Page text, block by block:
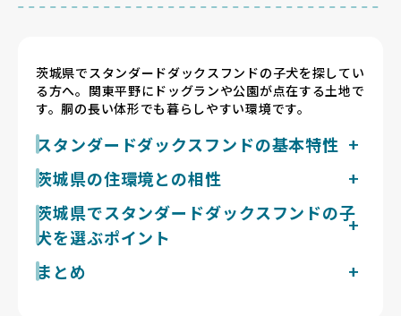
茨城県でスタンダードダックスフンドの子犬を探してい
る方へ。関東平野にドッグランや公園が点在する土地で
す。胴の長い体形でも暮らしやすい環境です。
スタンダードダックスフンドの基本特性
スタンダードダックスフンドは体重9〜12kg・体高
20〜27cm前後の中型犬です。もともとアナグマ猟のた
めに作られた活発な犬種で、1日2回20〜30分の散歩で
発散させると落ち着いて暮らせます。胴が長く足の短い
体型が特徴で、抱っこや階段の上り下りへの配慮、体重
管理が背中の負担を減らします。被毛は短毛・長毛・剛
毛の3タイプで、毛質により抜け毛量が異なります。物
茨城県の住環境との相性
茨城県は冬によく晴れて乾燥し降雪が少なく、夏は蒸し
暑さが厳しくなります。胴が長いスタンダードダックス
フンドは椎間板に負担がかかりやすいため、段差の多い
場所や滑りやすい床を避け、体重管理を意識した運動量
に留める配慮が中心になります。つくば市周辺の公園や
茨城県でスタンダードダックスフンドの子
犬を選ぶポイント
茨城県で掲載中のスタンダードダックスフンドのブリー
まとめ